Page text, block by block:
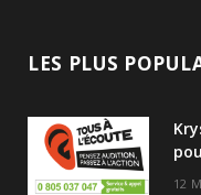
LES PLUS
12